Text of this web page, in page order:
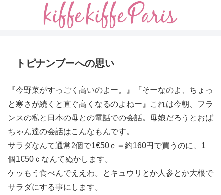
トピナンブーへの思い
『今野菜がすっごく高いのよー。』『そーなのよ、ちょっ
と寒さが続くと直ぐ高くなるのよねー』これは今朝、フラ
ンスの私と日本の母との電話での会話。母娘だろうとおば
ちゃん達の会話はこんなもんです。
サラダなんて通常2個で1€50ｃ＝約160円で買うのに、1
個1€50ｃなんてぬかします。
ケッもう食べんでええわ。とキュウリとか人参とか大根で
サラダにする事にします。